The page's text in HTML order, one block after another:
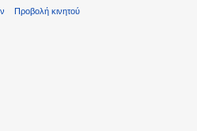
Προβολή κινητού